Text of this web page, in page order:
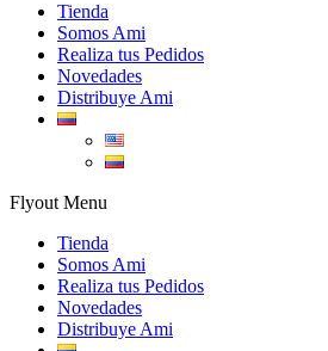
Tienda
Somos Ami
Realiza tus Pedidos
Novedades
Distribuye Ami
Flyout Menu
Tienda
Somos Ami
Realiza tus Pedidos
Novedades
Distribuye Ami